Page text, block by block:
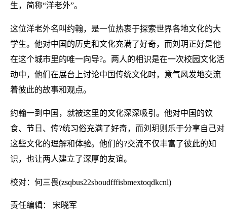
生，简称“洋老外”。
这位洋老外名叫约翰，是一位热衷于探索世界各地文化的大
学生。他对中国的历史和文化充满了好奇，而刘玥正好是他
在这个城市里的唯一向导?。两人的相识是在一次校园文化活
动中，他们在展台上讨论中国传统文化时，意气风发地交流
着彼此的故事和观点。
约翰一到中国，就被这里的文化深深吸引。他对中国的饮
食、节日、传?统习俗充满了好奇，而刘玥则乐于分享自己对
这些文化的理解和体验。他们的?交流不仅丰富了彼此的知
识，也让两人建立了深厚的友谊。
校对：何三畏(zsqbus22sboudfffisbmextoqdkcnl)
责任编辑： 宋晓军